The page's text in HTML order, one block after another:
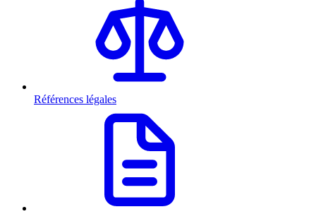
Références légales